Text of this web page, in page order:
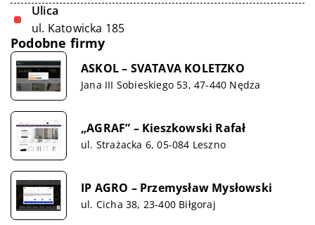
Ulica
ul. Katowicka 185
Podobne firmy
ASKOL – SVATAVA KOLETZKO
Jana III Sobieskiego 53, 47-440 Nędza
„AGRAF” – Kieszkowski Rafał
ul. Strażacka 6, 05-084 Leszno
IP AGRO – Przemysław Mysłowski
ul. Cicha 38, 23-400 Biłgoraj